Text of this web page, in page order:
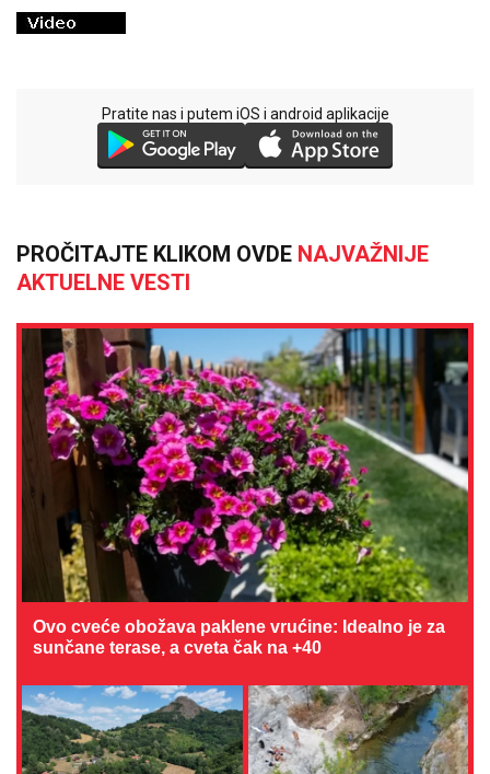
Pratite nas i putem iOS i android aplikacije
PROČITAJTE KLIKOM OVDE NAJVAŽNIJE
AKTUELNE VESTI
Ovo cveće obožava paklene vrućine: Idealno je za
sunčane terase, a cveta čak na +40